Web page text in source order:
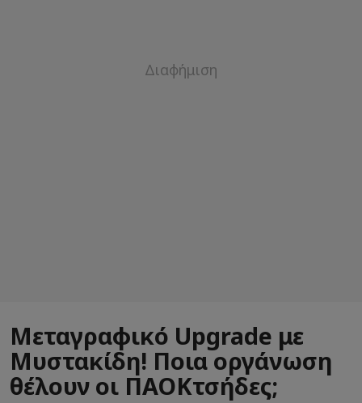
Μεταγραφικό Upgrade με
Μυστακίδη! Ποια οργάνωση
θέλουν οι ΠΑΟΚτσήδες;